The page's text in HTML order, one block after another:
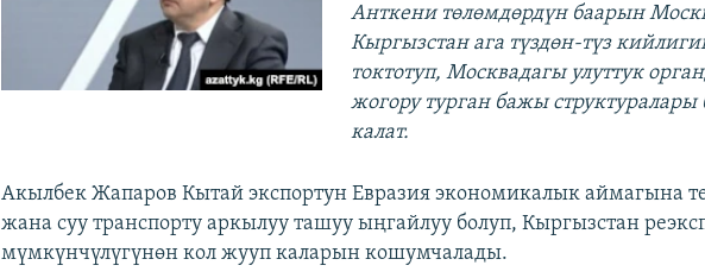
Анткени төлөмдөрдүн баарын
Кыргызстан ага түздөн-түз
токтотуп, Москвадагы улуттук
жогору турган бажы
калат.
Акылбек Жапаров Кытай экспортун Евразия экономикалык аймагына
жана суу транспорту аркылуу ташуу ыңгайлуу болуп, Кыргызстан
мүмкүнчүлүгүнөн кол жууп каларын кошумчалады.